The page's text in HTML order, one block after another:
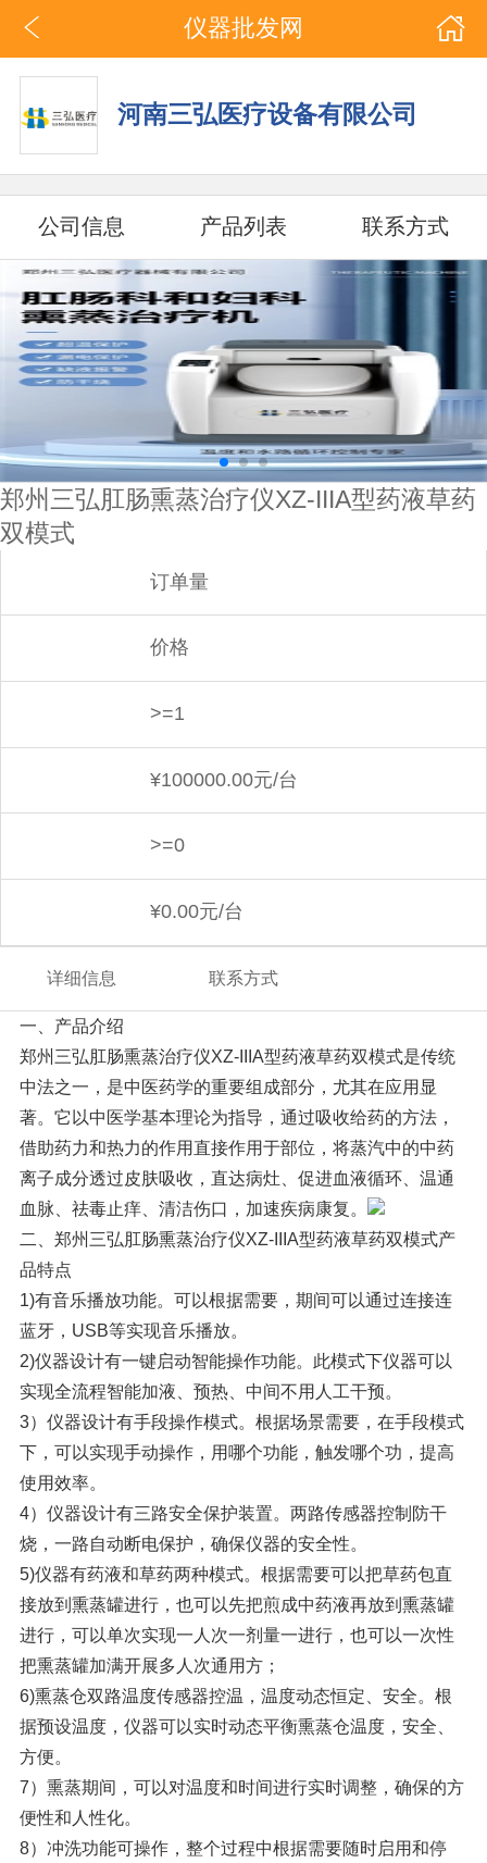
仪器批发网
河南三弘医疗设备有限公司
公司信息 产品列表 联系方式
郑州三弘肛肠熏蒸治疗仪XZ-IIIA型药液草药
双模式
订单量
价格
>=1
¥100000.00元/台
>=0
¥0.00元/台
详细信息 联系方式
一、产品介绍
郑州三弘肛肠熏蒸治疗仪XZ-IIIA型药液草药双模式是传统
中法之一，是中医药学的重要组成部分，尤其在应用显
著。它以中医学基本理论为指导，通过吸收给药的方法，
借助药力和热力的作用直接作用于部位，将蒸汽中的中药
离子成分透过皮肤吸收，直达病灶、促进血液循环、温通
血脉、祛毒止痒、清洁伤口，加速疾病康复。
二、郑州三弘肛肠熏蒸治疗仪XZ-IIIA型药液草药双模式产
品特点
1)有音乐播放功能。可以根据需要，期间可以通过连接连
蓝牙，USB等实现音乐播放。
2)仪器设计有一键启动智能操作功能。此模式下仪器可以
实现全流程智能加液、预热、中间不用人工干预。
3）仪器设计有手段操作模式。根据场景需要，在手段模式
下，可以实现手动操作，用哪个功能，触发哪个功，提高
使用效率。
4）仪器设计有三路安全保护装置。两路传感器控制防干
烧，一路自动断电保护，确保仪器的安全性。
5)仪器有药液和草药两种模式。根据需要可以把草药包直
接放到熏蒸罐进行，也可以先把煎成中药液再放到熏蒸罐
进行，可以单次实现一人次一剂量一进行，也可以一次性
把熏蒸罐加满开展多人次通用方；
6)熏蒸仓双路温度传感器控温，温度动态恒定、安全。根
据预设温度，仪器可以实时动态平衡熏蒸仓温度，安全、
方便。
7）熏蒸期间，可以对温度和时间进行实时调整，确保的方
便性和人性化。
8）冲洗功能可操作，整个过程中根据需要随时启用和停